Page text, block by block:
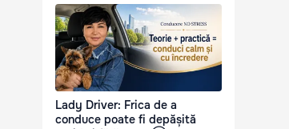
Lady Driver: Frica de a
conduce poate fi depășită